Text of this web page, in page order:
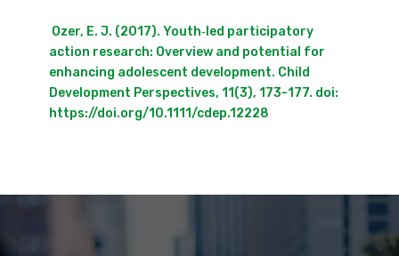
Ozer, E. J. (2017). Youth‐led participatory
action research: Overview and potential for
enhancing adolescent development. Child
Development Perspectives, 11(3), 173-177. doi:
https://doi.org/10.1111/cdep.12228